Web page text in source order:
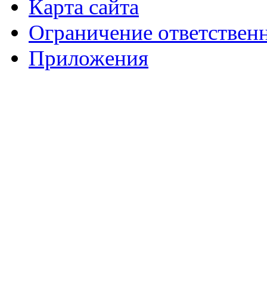
Карта сайта
Ограничение
Приложения